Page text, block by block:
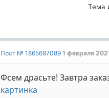
Тема
Пост № 1865697089 1 февраля
Фсем драсьте! Завтра
картинка